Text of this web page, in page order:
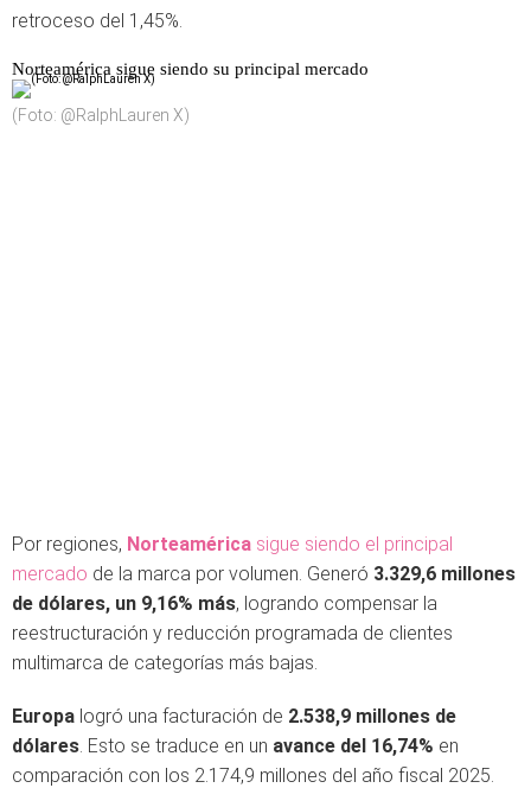
retroceso del 1,45%.
Norteamérica sigue siendo su principal mercado
(Foto: @RalphLauren X)
Por regiones, Norteamérica sigue siendo el principal
mercado de la marca por volumen. Generó 3.329,6 millones
de dólares, un 9,16% más, logrando compensar la
reestructuración y reducción programada de clientes
multimarca de categorías más bajas.
Europa logró una facturación de 2.538,9 millones de
dólares. Esto se traduce en un avance del 16,74% en
comparación con los 2.174,9 millones del año fiscal 2025.